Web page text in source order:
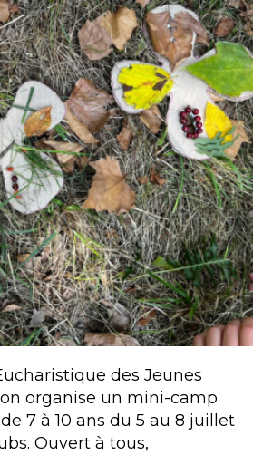
des Jeunes
organise un mini-camp
7 à 10 ans du 5 au 8 juillet
Ouvert à tous,